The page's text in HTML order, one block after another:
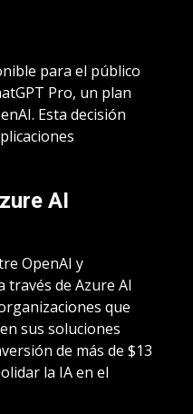
para el público
Pro, un plan
Esta decisión
AI
OpenAI y
través de Azure AI
que
sus soluciones
de más de $13
la IA en el